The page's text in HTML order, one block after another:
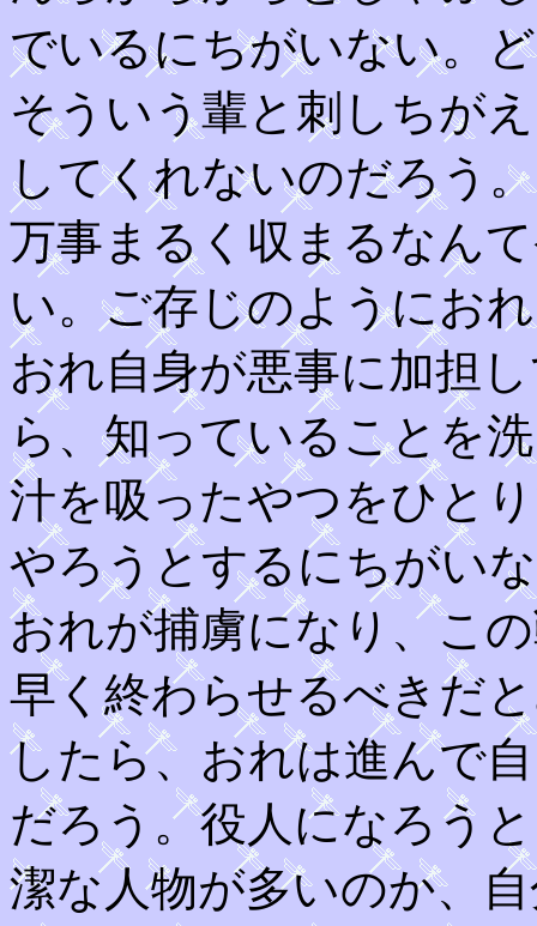
でいるにちがいない。
そういう輩と刺しちが
してくれないのだろう
万事まるく収まるなん
い。ご存じのようにお
おれ自身が悪事に加担
ら、知っていることを
汁を吸ったやつをひと
やろうとするにちがい
おれが捕虜になり、こ
早く終わらせるべきだ
したら、おれは進んで
だろう。役人になろう
潔な人物が多いのか、